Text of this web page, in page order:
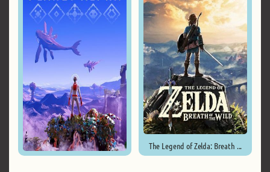
The Legend of Zelda: Breath ...